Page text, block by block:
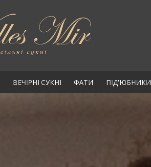
ВЕЧІРНІ СУКНІ ФАТИ ПІД'ЮБНИКИ